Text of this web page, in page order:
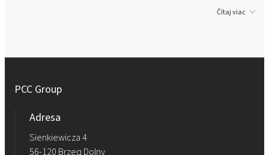
Čítaj viac
PCC Group
Adresa
Sienkiewicza 4
56-120 Brzeg Dolny